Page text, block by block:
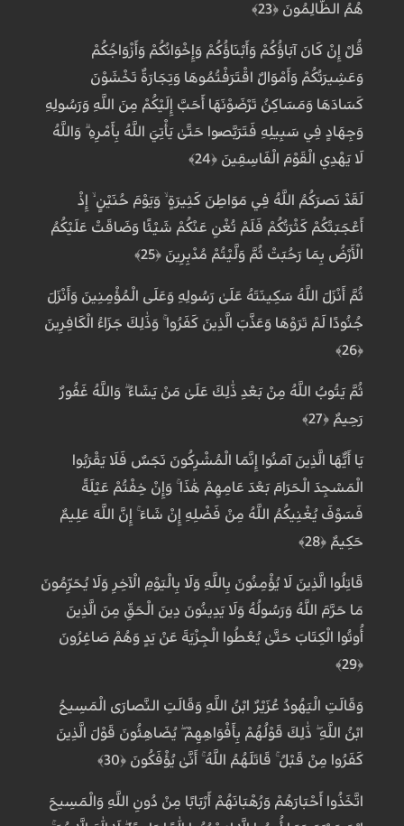
هُمُ الظَّالِمُونَ ﴿23﴾
قُلْ إِنْ كَانَ آبَاؤُكُمْ وَأَبْنَاؤُكُمْ وَإِخْوَانُكُمْ وَأَزْوَاجُكُمْ
وَعَشِيرَتُكُمْ وَأَمْوَالٌ اقْتَرَفْتُمُوهَا وَتِجَارَةٌ تَخْشَوْنَ
كَسَادَهَا وَمَسَاكِنُ تَرْضَوْنَهَا أَحَبَّ إِلَيْكُمْ مِنَ اللَّهِ وَرَسُولِهِ
وَجِهَادٍ فِي سَبِيلِهِ فَتَرَبَّصُوا حَتَّىٰ يَأْتِيَ اللَّهُ بِأَمْرِهِ ۗ وَاللَّهُ
لَا يَهْدِي الْقَوْمَ الْفَاسِقِينَ ﴿24﴾
لَقَدْ نَصَرَكُمُ اللَّهُ فِي مَوَاطِنَ كَثِيرَةٍ ۙ وَيَوْمَ حُنَيْنٍ ۙ إِذْ
أَعْجَبَتْكُمْ كَثْرَتُكُمْ فَلَمْ تُغْنِ عَنْكُمْ شَيْئًا وَضَاقَتْ عَلَيْكُمُ
الْأَرْضُ بِمَا رَحُبَتْ ثُمَّ وَلَّيْتُمْ مُدْبِرِينَ ﴿25﴾
ثُمَّ أَنْزَلَ اللَّهُ سَكِينَتَهُ عَلَىٰ رَسُولِهِ وَعَلَى الْمُؤْمِنِينَ وَأَنْزَلَ
جُنُودًا لَمْ تَرَوْهَا وَعَذَّبَ الَّذِينَ كَفَرُوا ۚ وَذَٰلِكَ جَزَاءُ الْكَافِرِينَ
﴿26﴾
ثُمَّ يَتُوبُ اللَّهُ مِنْ بَعْدِ ذَٰلِكَ عَلَىٰ مَنْ يَشَاءُ ۗ وَاللَّهُ غَفُورٌ
رَحِيمٌ ﴿27﴾
يَا أَيُّهَا الَّذِينَ آمَنُوا إِنَّمَا الْمُشْرِكُونَ نَجَسٌ فَلَا يَقْرَبُوا
الْمَسْجِدَ الْحَرَامَ بَعْدَ عَامِهِمْ هَٰذَا ۚ وَإِنْ خِفْتُمْ عَيْلَةً
فَسَوْفَ يُغْنِيكُمُ اللَّهُ مِنْ فَضْلِهِ إِنْ شَاءَ ۚ إِنَّ اللَّهَ عَلِيمٌ
حَكِيمٌ ﴿28﴾
قَاتِلُوا الَّذِينَ لَا يُؤْمِنُونَ بِاللَّهِ وَلَا بِالْيَوْمِ الْآخِرِ وَلَا يُحَرِّمُونَ
مَا حَرَّمَ اللَّهُ وَرَسُولُهُ وَلَا يَدِينُونَ دِينَ الْحَقِّ مِنَ الَّذِينَ
أُوتُوا الْكِتَابَ حَتَّىٰ يُعْطُوا الْجِزْيَةَ عَنْ يَدٍ وَهُمْ صَاغِرُونَ
﴿29﴾
وَقَالَتِ الْيَهُودُ عُزَيْرٌ ابْنُ اللَّهِ وَقَالَتِ النَّصَارَى الْمَسِيحُ
ابْنُ اللَّهِ ۖ ذَٰلِكَ قَوْلُهُمْ بِأَفْوَاهِهِمْ ۖ يُضَاهِئُونَ قَوْلَ الَّذِينَ
كَفَرُوا مِنْ قَبْلُ ۚ قَاتَلَهُمُ اللَّهُ ۚ أَنَّىٰ يُؤْفَكُونَ ﴿30﴾
اتَّخَذُوا أَحْبَارَهُمْ وَرُهْبَانَهُمْ أَرْبَابًا مِنْ دُونِ اللَّهِ وَالْمَسِيحَ